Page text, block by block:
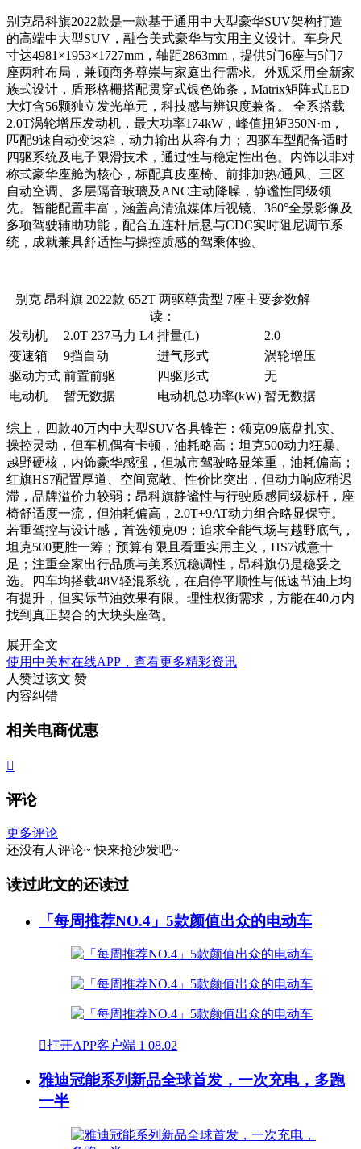
别克昂科旗2022款是一款基于通用中大型豪华SUV架构打造
的高端中大型SUV，融合美式豪华与实用主义设计。车身尺
寸达4981×1953×1727mm，轴距2863mm，提供5门6座与5门7
座两种布局，兼顾商务尊崇与家庭出行需求。外观采用全新家
族式设计，盾形格栅搭配贯穿式银色饰条，Matrix矩阵式LED
大灯含56颗独立发光单元，科技感与辨识度兼备。 全系搭载
2.0T涡轮增压发动机，最大功率174kW，峰值扭矩350N·m，
匹配9速自动变速箱，动力输出从容有力；四驱车型配备适时
四驱系统及电子限滑技术，通过性与稳定性出色。内饰以非对
称式豪华座舱为核心，标配真皮座椅、前排加热/通风、三区
自动空调、多层隔音玻璃及ANC主动降噪，静谧性同级领
先。智能配置丰富，涵盖高清流媒体后视镜、360°全景影像及
多项驾驶辅助功能，配合五连杆后悬与CDC实时阻尼调节系
统，成就兼具舒适性与操控质感的驾乘体验。
别克 昂科旗 2022款 652T 两驱尊贵型 7座主要参数解
读：
发动机
2.0T 237马力 L4 排量(L)
2.0
变速箱
9挡自动 进气形式
涡轮增压
驱动方式 前置前驱 四驱形式
无
电动机
暂无数据 电动机总功率(kW) 暂无数据
综上，四款40万内中大型SUV各具锋芒：领克09底盘扎实、
操控灵动，但车机偶有卡顿，油耗略高；坦克500动力狂暴、
越野硬核，内饰豪华感强，但城市驾驶略显笨重，油耗偏高；
红旗HS7配置厚道、空间宽敞、性价比突出，但动力响应稍迟
滞，品牌溢价力较弱；昂科旗静谧性与行驶质感同级标杆，座
椅舒适度一流，但油耗偏高，2.0T+9AT动力组合略显保守。
若重驾控与设计感，首选领克09；追求全能气场与越野底气，
坦克500更胜一筹；预算有限且看重实用主义，HS7诚意十
足；注重全家出行品质与美系沉稳调性，昂科旗仍是稳妥之
选。四车均搭载48V轻混系统，在启停平顺性与低速节油上均
有提升，但实际节油效果有限。理性权衡需求，方能在40万内
找到真正契合的大块头座驾。
展开全文
使用中关村在线APP，查看更多精彩资讯
人赞过该文 赞
内容纠错
相关电商优惠

评论
更多评论
还没有人评论~ 快来抢沙发吧~
读过此文的还读过
「每周推荐NO.4」5款颜值出众的电动车
打开APP客户端 1 08.02
雅迪冠能系列新品全球首发，一次充电，多跑
一半